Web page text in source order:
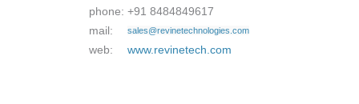
phone: +91 8484849617
mail:
sales@revinetechnologies.com
web: www.revinetech.com